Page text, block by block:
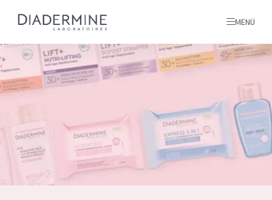
Alle produkte
MENÜ
inhaltsstoffe
Über uns
Inspiration